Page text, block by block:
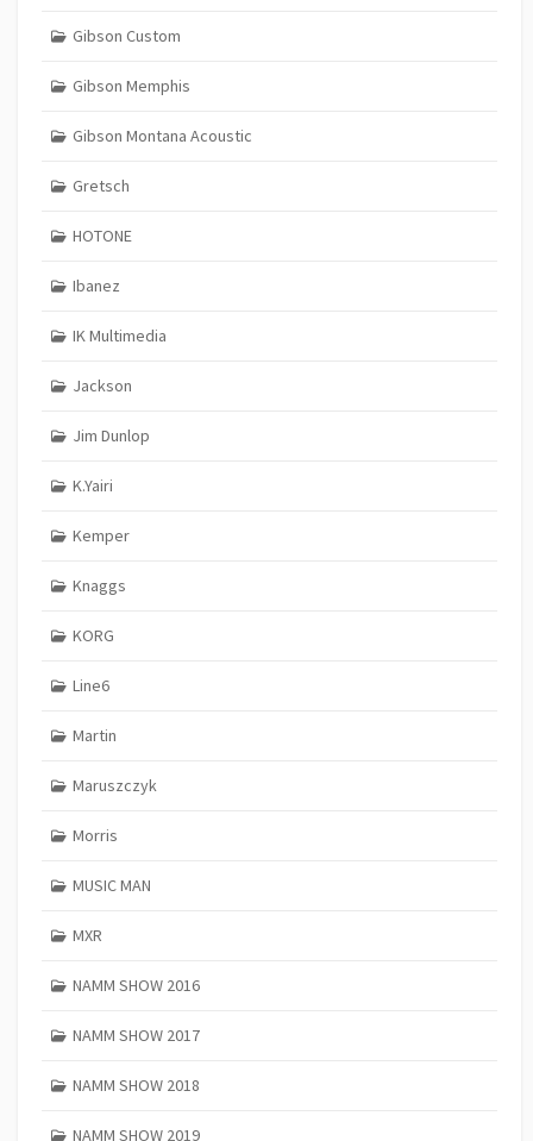
Gibson Custom
Gibson Memphis
Gibson Montana Acoustic
Gretsch
HOTONE
Ibanez
IK Multimedia
Jackson
Jim Dunlop
K.Yairi
Kemper
Knaggs
KORG
Line6
Martin
Maruszczyk
Morris
MUSIC MAN
MXR
NAMM SHOW 2016
NAMM SHOW 2017
NAMM SHOW 2018
NAMM SHOW 2019